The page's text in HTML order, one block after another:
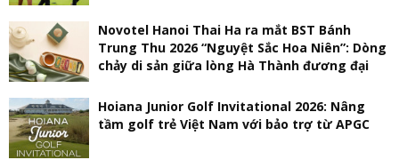
Novotel Hanoi Thai Ha ra mắt BST Bánh
Trung Thu 2026 “Nguyệt Sắc Hoa Niên”: Dòng
chảy di sản giữa lòng Hà Thành đương đại
Hoiana Junior Golf Invitational 2026: Nâng
tầm golf trẻ Việt Nam với bảo trợ từ APGC